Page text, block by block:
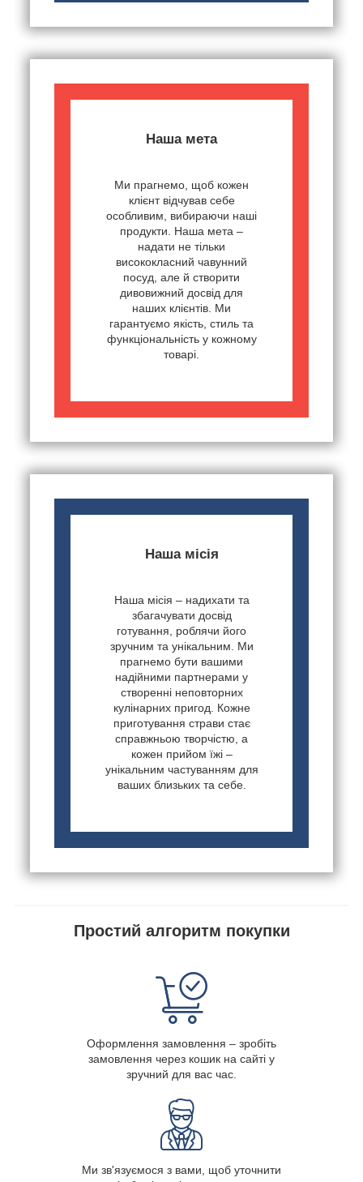
Наша мета
Ми прагнемо, щоб кожен
клієнт відчував себе
особливим, вибираючи наші
продукти. Наша мета –
надати не тільки
висококласний чавунний
посуд, але й створити
дивовижний досвід для
наших клієнтів. Ми
гарантуємо якість, стиль та
функціональність у кожному
товарі.
Наша місія
Наша місія – надихати та
збагачувати досвід
готування, роблячи його
зручним та унікальним. Ми
прагнемо бути вашими
надійними партнерами у
створенні неповторних
кулінарних пригод. Кожне
приготування страви стає
справжньою творчістю, а
кожен прийом їжі –
унікальним частуванням для
ваших близьких та себе.
Простий алгоритм покупки
Оформлення замовлення – зробіть
замовлення через кошик на сайті у
зручний для вас час.
Ми зв'язуємося з вами, щоб уточнити